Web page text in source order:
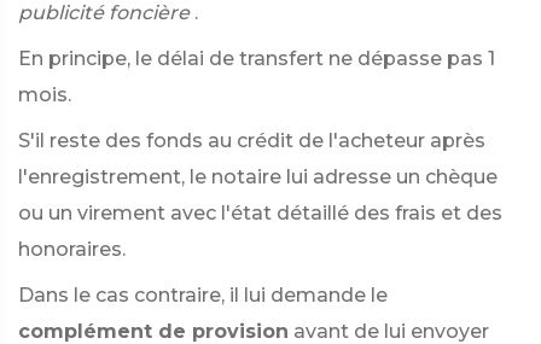
publicité foncière .
En principe, le délai de transfert ne dépasse pas 1
mois.
S'il reste des fonds au crédit de l'acheteur après
l'enregistrement, le notaire lui adresse un chèque
ou un virement avec l'état détaillé des frais et des
honoraires.
Dans le cas contraire, il lui demande le
complément de provision avant de lui envoyer